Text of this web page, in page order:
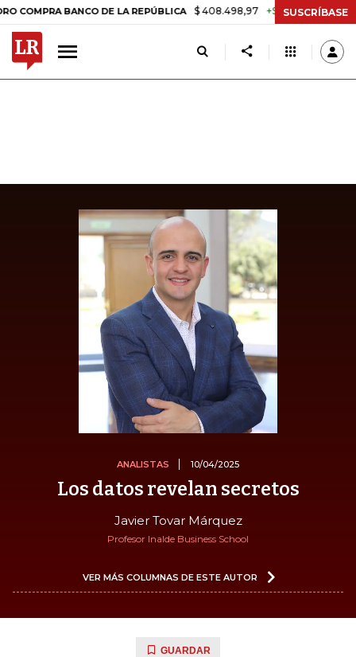
BANCO DE LA REPÚBLICA $ 408.498,97 +$ 8.753,81 +2,19%
SUSCRÍBASE
ANALISTAS 10/04/2025
Los datos revelan secretos
Javier Tovar Márquez
Profesor Inalde Business School
VER MÁS COLUMNAS DE ESTE AUTOR
GUARDAR